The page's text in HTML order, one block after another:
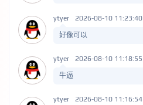
ytyer 2026-08-10 11:23:40
好像可以
ytyer 2026-08-10 11:18:55
牛逼
ytyer 2026-08-10 11:16:54